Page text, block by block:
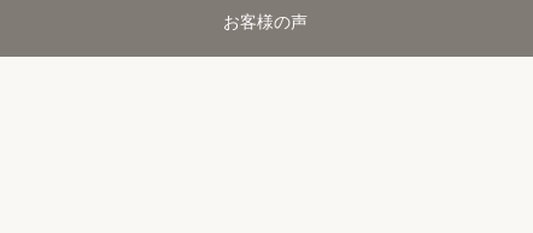
お客様の声